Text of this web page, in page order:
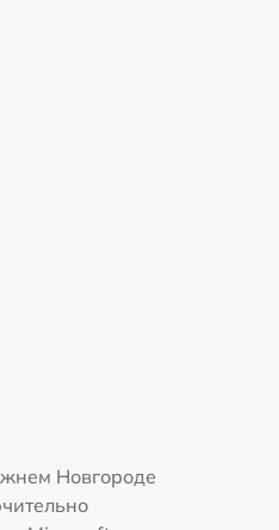
Новгороде